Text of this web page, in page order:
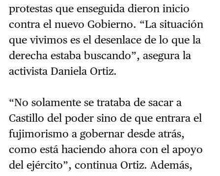
protestas que enseguida dieron inicio
contra el nuevo Gobierno. “La situación
que vivimos es el desenlace de lo que la
derecha estaba buscando”, asegura la
activista Daniela Ortiz.
“No solamente se trataba de sacar a
Castillo del poder sino de que entrara el
fujimorismo a gobernar desde atrás,
como está haciendo ahora con el apoyo
del ejército”, continua Ortiz. Además,